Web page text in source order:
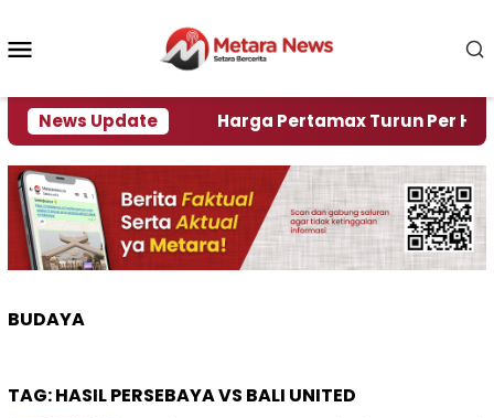
konten
News Update
Krisi Air Harga Pertamax Turun Per Hari Ini,
BUDAYA
TAG:HASIL PERSEBAYA VS BALI UNITED